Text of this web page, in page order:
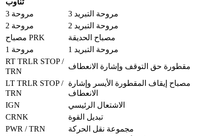
مروحة 3
مروحة التبريد 3
مروحة 2
مروحة التبريد 2
مصباح PRK
مصباح الحديقة
مروحة 1
مروحة التبريد 1
RT TRLR STOP /
TRN
مقطورة حق التوقف وإشارة الانعطاف
LT TRLR STOP /
TRN
مصباح إيقاف المقطورة الأيسر وإشارة
الانعطاف
IGN
الاشتعال الرئيسي
CRNK
تبديل القوة
PWR / TRN
مجموعة نقل الحركة